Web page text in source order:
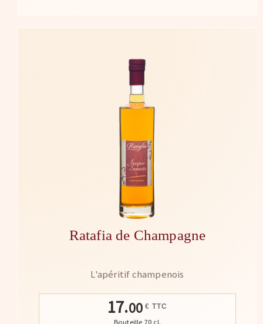
Ratafia de Champagne
L'apéritif champenois
17.00 € TTC
Bouteille 70 cl.